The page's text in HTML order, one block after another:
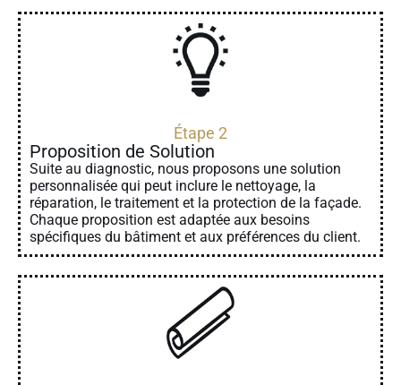
Étape 2
Proposition de Solution
Suite au diagnostic, nous proposons une solution
personnalisée qui peut inclure le nettoyage, la
réparation, le traitement et la protection de la façade.
Chaque proposition est adaptée aux besoins
spécifiques du bâtiment et aux préférences du client.